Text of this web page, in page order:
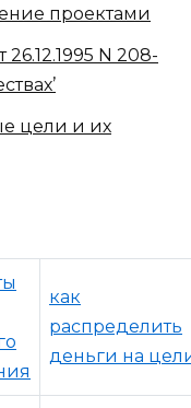
проектами
N 208-
цели и их
как
распределить
деньги на